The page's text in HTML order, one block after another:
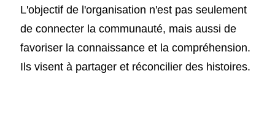
L'objectif de l'organisation n'est pas seulement
de connecter la communauté, mais aussi de
favoriser la connaissance et la compréhension.
Ils visent à partager et réconcilier des histoires.